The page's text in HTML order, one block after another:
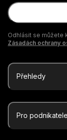
mail
Odhlásit se můžete
Zásadách ochrany
Přehledy
Pro podnikatele